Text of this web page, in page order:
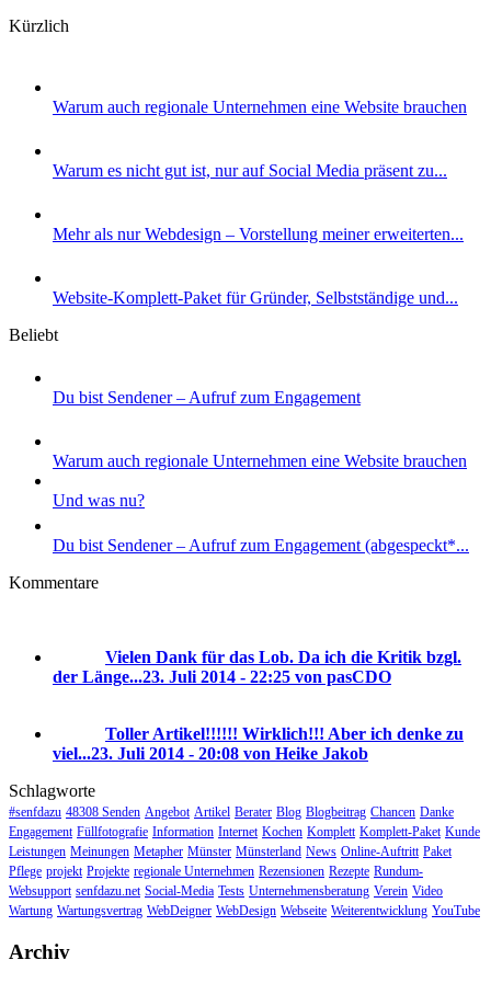
Kürzlich
Warum auch regionale Unternehmen eine Website brauchen
Warum es nicht gut ist, nur auf Social Media präsent zu...
Mehr als nur Webdesign – Vorstellung meiner erweiterten...
Website-Komplett-Paket für Gründer, Selbstständige und...
Beliebt
Du bist Sendener – Aufruf zum Engagement
Warum auch regionale Unternehmen eine Website brauchen
Und was nu?
Du bist Sendener – Aufruf zum Engagement (abgespeckt*...
Kommentare
Vielen Dank für das Lob. Da ich die Kritik bzgl.
der Länge...23. Juli 2014 - 22:25 von pasCDO
Toller Artikel!!!!!! Wirklich!!! Aber ich denke zu
viel...23. Juli 2014 - 20:08 von Heike Jakob
Schlagworte
#senfdazu 48308 Senden Angebot Artikel Berater Blog Blogbeitrag Chancen Danke
Engagement Füllfotografie Information Internet Kochen Komplett Komplett-Paket Kunde
Leistungen Meinungen Metapher Münster Münsterland News Online-Auftritt Paket
Pflege projekt Projekte regionale Unternehmen Rezensionen Rezepte Rundum-
Websupport senfdazu.net Social-Media Tests Unternehmensberatung Verein Video
Wartung Wartungsvertrag WebDeigner WebDesign Webseite Weiterentwicklung YouTube
Archiv